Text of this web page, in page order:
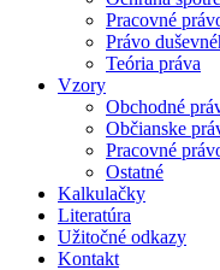
Pracovné
Právo
Teória práva
Vzory
Obchodné
Občianske
Pracovné
Ostatné
Kalkulačky
Literatúra
Užitočné odkazy
Kontakt